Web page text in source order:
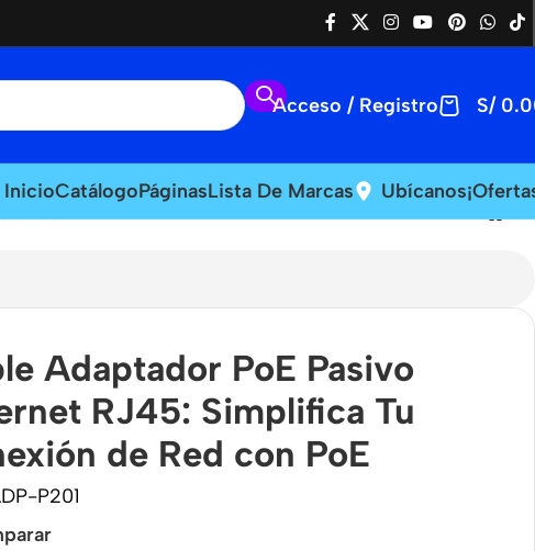
Acceso / Registro S/
InicioCatálogoPáginasLista De Marcas Ubícanos
PoE
Adaptador PoE Pasivo
RJ45: Simplifica Tu
de Red con PoE
P201